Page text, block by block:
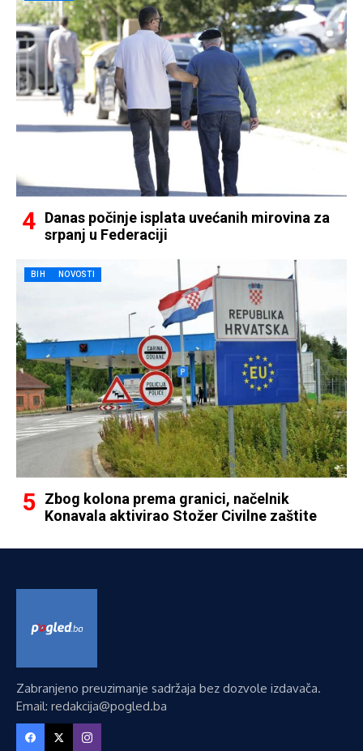
Danas počinje isplata uvećanih mirovina za
srpanj u Federaciji
BIH NOVOSTI
Zbog kolona prema granici, načelnik
Konavala aktivirao Stožer Civilne zaštite
Zabranjeno preuzimanje sadržaja bez dozvole izdavača.
Email: redakcija@pogled.ba